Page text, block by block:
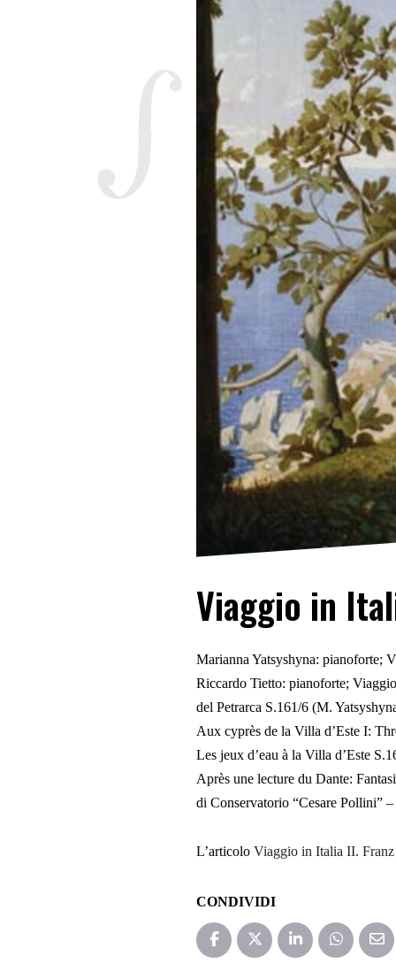
Viaggio in
Marianna Yatsyshyna: pianoforte;
Riccardo Tietto: pianoforte;
del Petrarca S.161/6 (M.
Aux cyprès de la Villa d’Este I:
Les jeux d’eau à la Villa d’Este
Après une lecture du Dante:
di Conservatorio “Cesare Pollini” –
L’articolo Viaggio in Italia II.
CONDIVIDI